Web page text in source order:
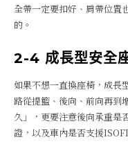
全帶一定要扣好、肩帶位置
的。
2-4 成長型安全
如果不想一直換座椅，成長
路從提籃、後向、前向再到
久」，更要注意後向承重
證，以及車內是否支援